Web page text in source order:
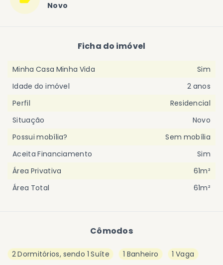
Novo
Cômodos
2 Dormitórios, sendo 1 Suíte 1 Banheiro
1 Vaga
Ficha do imóvel
Minha Casa Minha Vida
Sim
Idade do imóvel
2 anos
Perfil
Residencial
Situação
Novo
Possui mobília?
Sem mobília
Aceita Financiamento
Sim
Área Privativa
61m²
Área Total
61m²